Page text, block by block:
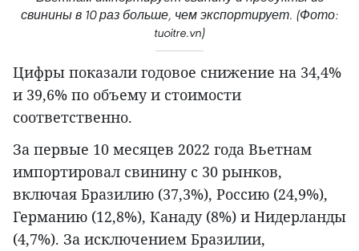
свинины в 10 раз больше, чем экспортирует. (Фото:
tuoitre.vn)
Цифры показали годовое снижение на 34,4%
и 39,6% по объему и стоимости
соответственно.
За первые 10 месяцев 2022 года Вьетнам
импортировал свинину с 30 рынков,
включая Бразилию (37,3%), Россию (24,9%),
Германию (12,8%), Канаду (8%) и Нидерланды
(4,7%). За исключением Бразилии,